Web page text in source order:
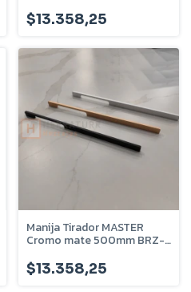
$13.358,25
Manija Tirador MASTER
Cromo mate 500mm BRZ-
$13.358,25